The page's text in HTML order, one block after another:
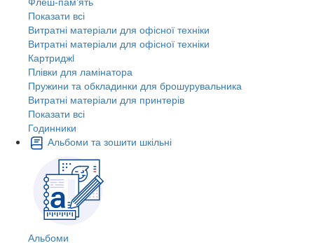
Показати всі
Витратні матеріали для офісної техніки
Витратні матеріали для офісної техніки
Картриджi
Плівки для ламінатора
Пружини та обкладинки для брошурувальника
Витратні матеріали для принтерів
Показати всі
Годинники
Альбоми та зошити шкільні
Альбоми